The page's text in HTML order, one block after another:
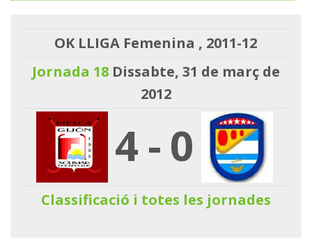
OK LLIGA Femenina , 2011-12
Jornada 18Dissabte, 31 de març de
2012
4-0
Classificació i totes les jornades